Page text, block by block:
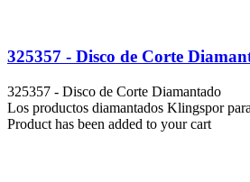
325357 - Disco de Corte
325357 - Disco de Corte Diamantado
Los productos diamantados Klingspor
Product has been added to your cart